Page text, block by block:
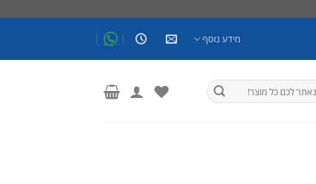
מידע נוסף